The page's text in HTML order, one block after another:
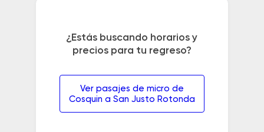
¿Estás buscando horarios y
precios para tu regreso?
Ver pasajes de micro de
Cosquin a San Justo Rotonda